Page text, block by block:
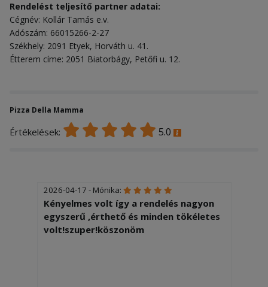
Rendelést teljesítő partner adatai:
Cégnév: Kollár Tamás e.v.
Adószám: 66015266-2-27
Székhely: 2091 Etyek, Horváth u. 41.
Étterem címe: 2051 Biatorbágy, Petőfi u. 12.
Pizza Della Mamma
Értékelések: 5.0
2026-04-17 - Mónika:
Kényelmes volt így a rendelés nagyon
egyszerű ,érthető és minden tökéletes
volt!szuper!köszonöm